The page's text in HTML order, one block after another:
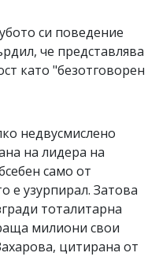
си поведение
че представлява
като "безотговорен
недвусмислено
на лидера на
само от
е узурпирал. Затова
тоталитарна
милиони свои
цитирана от